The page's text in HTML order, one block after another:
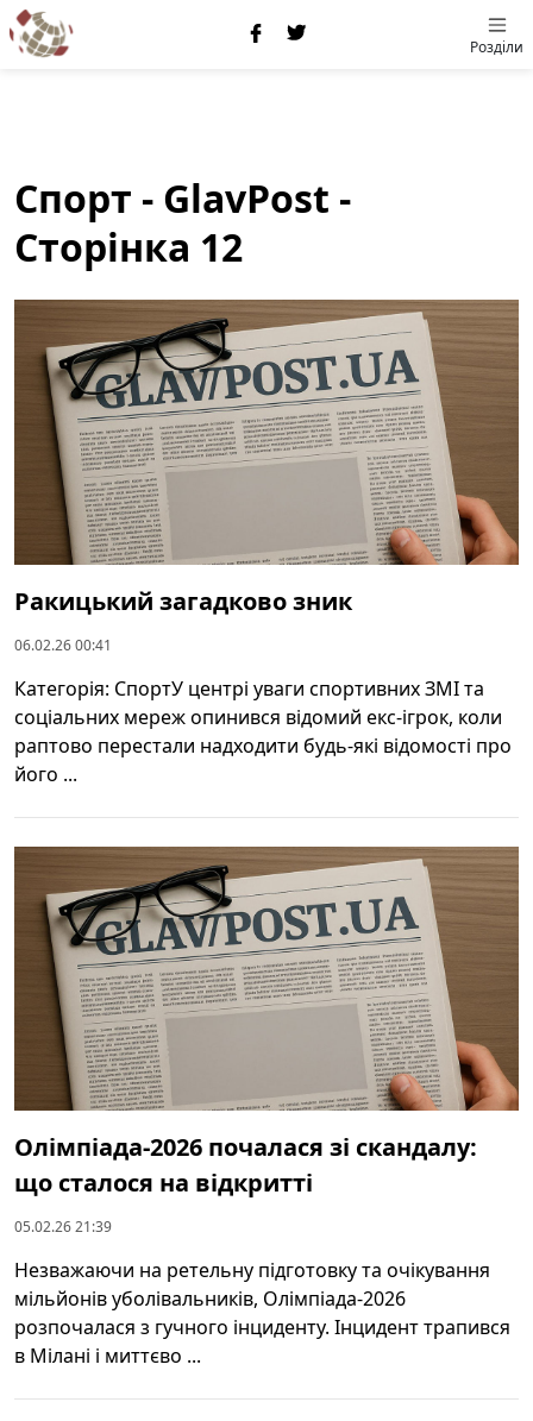
Розділи
Спорт - GlavPost -
Сторінка 12
Ракицький загадково зник
06.02.26 00:41
Категорія: СпортУ центрі уваги спортивних ЗМІ та
соціальних мереж опинився відомий екс-ігрок, коли
раптово перестали надходити будь-які відомості про
його ...
Олімпіада-2026 почалася зі скандалу:
що сталося на відкритті
05.02.26 21:39
Незважаючи на ретельну підготовку та очікування
мільйонів уболівальників, Олімпіада-2026
розпочалася з гучного інциденту. Інцидент трапився
в Мілані і миттєво ...